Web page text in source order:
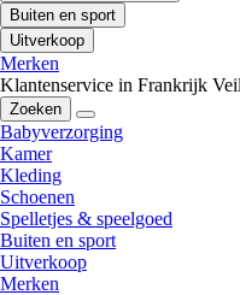
Buiten en sport
Uitverkoop
Merken
Klantenservice in Frankrijk
Zoeken
Babyverzorging
Kamer
Kleding
Schoenen
Spelletjes & speelgoed
Buiten en sport
Uitverkoop
Merken